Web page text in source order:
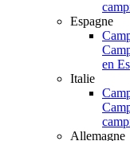
Espagne
en
Italie
Allemagne